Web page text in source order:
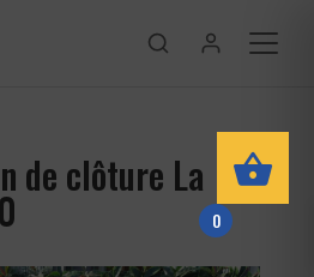
de clôture La
0